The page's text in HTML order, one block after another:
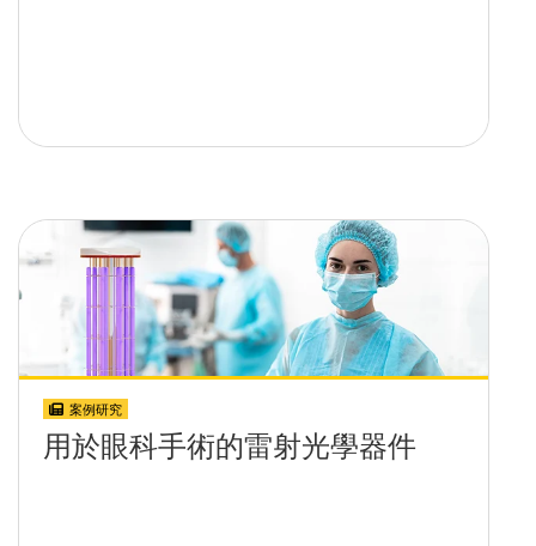
案例研究
用於眼科手術的雷射光學器件